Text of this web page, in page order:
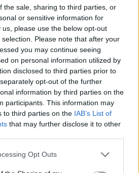
the sale, sharing to third parties, or
or sensitive information for
please use the below opt-out
Please note that after your
you may continue seeing
on personal information utilized by
disclosed to third parties prior to
opt-out of the further
information by third parties on the
participants. This information may
to third parties on the IAB’s List of
that may further disclose it to other
Opt Outs
žingsnį. Keli
likti neįvardinti, o tada
investicijos
„Kodėl čia? Tegul
norime gyventi